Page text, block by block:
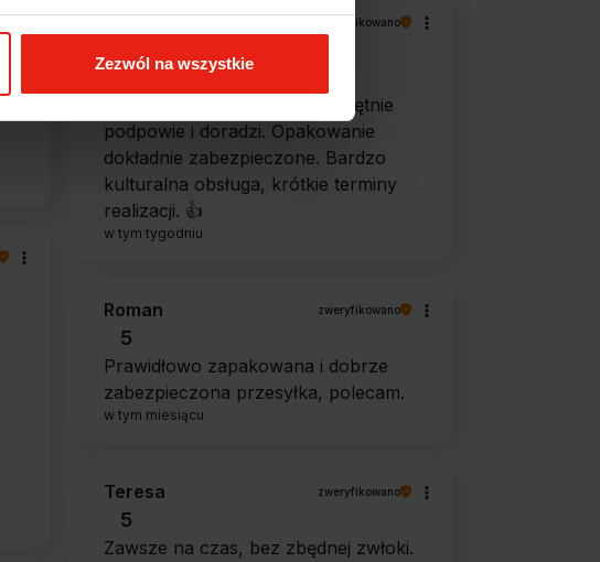
Zezwól na wszystkie
Piotr zweryfikowano
Ekspresowa dostawa, super.
Obsługa bardzo pomocna, chętnie
podpowie i doradzi. Opakowanie
dokładnie zabezpieczone. Bardzo
kulturalna obsługa, krótkie terminy
realizacji. 👍️
w tym tygodniu
Roman zweryfikowano
5
Prawidłowo zapakowana i dobrze
zabezpieczona przesyłka, polecam.
w tym miesiącu
Teresa zweryfikowano
5
Zawsze na czas, bez zbędnej zwłoki.